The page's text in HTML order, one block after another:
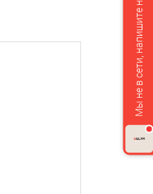
Мы не в сети, напишите нам!